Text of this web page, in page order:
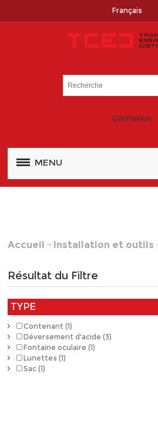
Français
Connexion
MENU
Accueil Installation et outils
Résultat du Filtre
TYPE
Contenant (1)
Déversement d'acide (3)
Fontaine oculaire (1)
Lunettes (1)
Sac (1)